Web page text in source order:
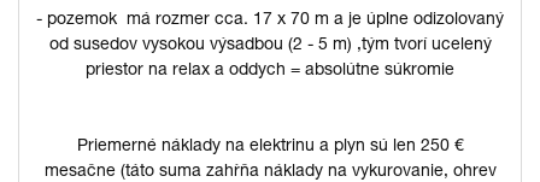
- pozemok má rozmer cca. 17 x 70 m a je úplne odizolovaný
od susedov vysokou výsadbou (2 - 5 m) ,tým tvorí ucelený
priestor na relax a oddych = absolútne súkromie
Priemerné náklady na elektrinu a plyn sú len 250 €
mesačne (táto suma zahŕňa náklady na vykurovanie, ohrev